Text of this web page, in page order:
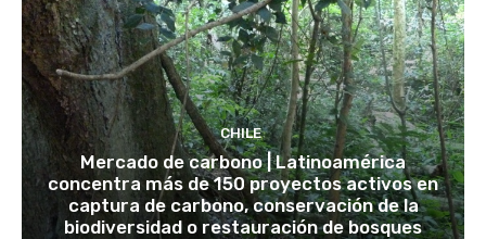
CHILE
Mercado de carbono | Latinoamérica
concentra más de 150 proyectos activos en
captura de carbono, conservación de la
biodiversidad o restauración de bosques